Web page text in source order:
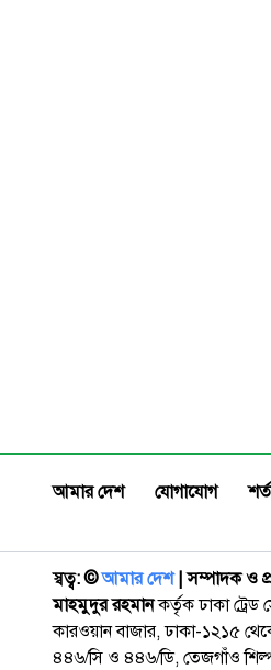
আমার দেশ যোগাযোগ
স্বত্ব: ©️আমার দেশ| সম্পাদক ও
মাহমুদুর রহমানকর্তৃক ঢাকা
কারওয়ান বাজার, ঢাকা-১২১৫
৪৪৬/সি ও ৪৪৬/ডি, তেজগাঁও